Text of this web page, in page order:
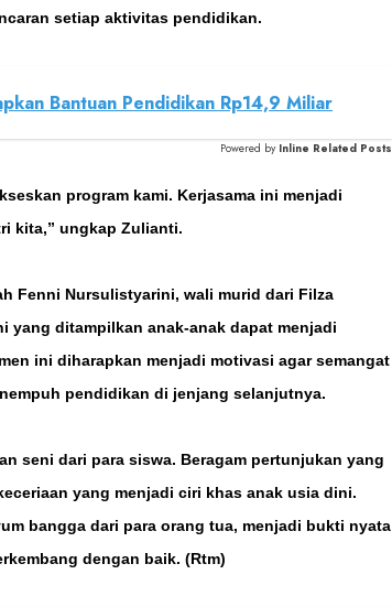
setiap aktivitas pendidikan.
Bantuan Pendidikan Rp14,9 Miliar
Powered by Inline Related Posts
program kami. Kerjasama ini menjadi
kita,” ungkap Zulianti.
Fenni Nursulistyarini, wali murid dari Filza
yang ditampilkan anak-anak dapat menjadi
ini diharapkan menjadi motivasi agar semangat
pendidikan di jenjang selanjutnya.
seni dari para siswa. Beragam pertunjukan yang
yang menjadi ciri khas anak usia dini.
bangga dari para orang tua, menjadi bukti nyata
dengan baik. (Rtm)